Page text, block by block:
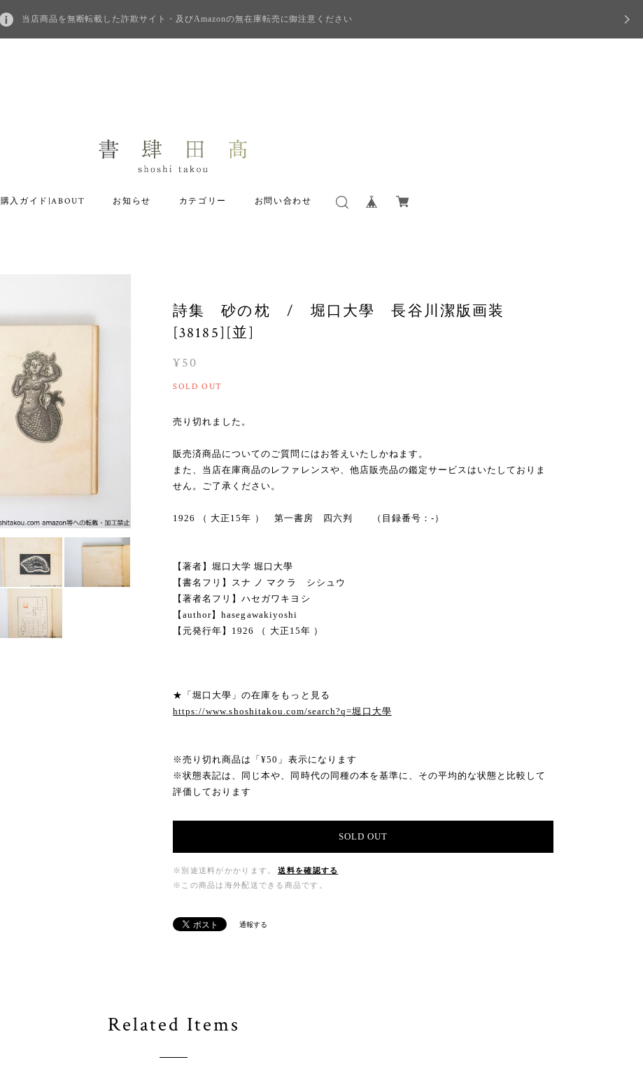
当店商品を無断転載した詐欺サイト・及びAmazonの無在庫転売に御注意ください
購入ガイド|ABOUT お知らせ カテゴリー お問い合わせ
詩集 砂の枕 / 堀口大學 長谷川潔版画装
[38185][並]
¥50
SOLD OUT
売り切れました。
販売済商品についてのご質問にはお答えいたしかねます。
また、当店在庫商品のレファレンスや、他店販売品の鑑定サービスはいたしておりま
せん。ご了承ください。
1926 （ 大正15年 ） 第一書房 四六判 （目録番号：-）
【著者】堀口大学 堀口大學
【書名フリ】スナ ノ マクラ シシュウ
【著者名フリ】ハセガワキヨシ
【author】hasegawakiyoshi
【元発行年】1926 （ 大正15年 ）
★「堀口大學」の在庫をもっと見る
https://www.shoshitakou.com/search?q=堀口大學
※売り切れ商品は「¥50」表示になります
※状態表記は、同じ本や、同時代の同種の本を基準に、その平均的な状態と比較して
評価しております
SOLD OUT
※別途送料がかかります。
送料を確認する
※この商品は海外配送できる商品です。
通報する
Related Items